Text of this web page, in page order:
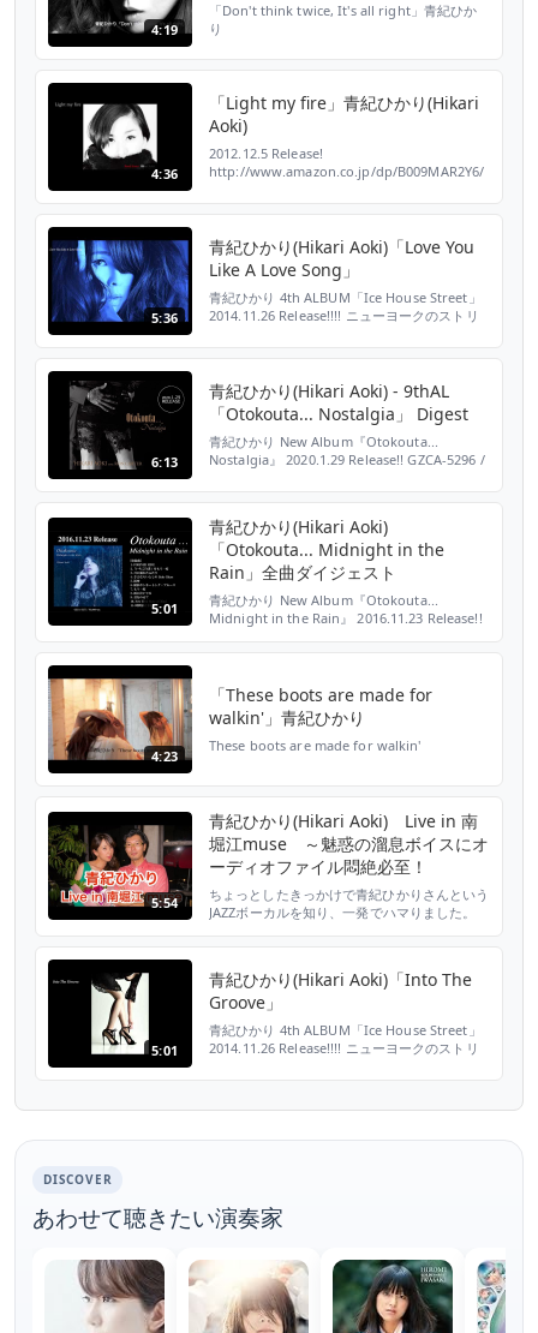
4:19
「Don't think twice, It's all right」青紀ひか
り
4:36
「Light my fire」青紀ひかり(Hikari
Aoki)
2012.12.5 Release!
http://www.amazon.co.jp/dp/B009MAR2Y6/
tonight ...
5:36
青紀ひかり(Hikari Aoki)「Love You
Like A Love Song」
青紀ひかり 4th ALBUM「Ice House Street」
2014.11.26 Release!!!! ニューヨークのストリ
ち並ぶ、「Ice House Street」の雰囲気を漂わ
せた作品。 ロン・カーター(...
6:13
青紀ひかり(Hikari Aoki) - 9thAL
「Otokouta... Nostalgia」 Digest
青紀ひかり New Album『Otokouta...
Nostalgia』 2020.1.29 Release!! GZCA-5296 /
紀ひかりが 空間も時も超えたアルバムを貴方
のもとへお届けします。 前作『L’...
5:01
青紀ひかり(Hikari Aoki)
「Otokouta... Midnight in the
Rain」全曲ダイジェスト
青紀ひかり New Album『Otokouta...
Midnight in the Rain』 2016.11.23 Release!!
Midnight in the Rain』。 粋な男たちが生み
だした名曲...
4:23
「These boots are made for
walkin'」青紀ひかり
These boots are made for walkin'
5:54
青紀ひかり(Hikari Aoki) Live in 南
堀江muse ～魅惑の溜息ボイスにオ
ーディオファイル悶絶必至！
ちょっとしたきっかけで青紀ひかりさんという
JAZZボーカルを知り、一発でハマりました。
⇒「My Foolish Heart」青紀ひかり
http://youtu.be/3dRRd63ujJw 青紀ひかり
5:01
青紀ひかり(Hikari Aoki)「Into The
Groove」
青紀ひかり 4th ALBUM「Ice House Street」
2014.11.26 Release!!!! ニューヨークのストリ
せた作品。 ロン・カーター(...
DISCOVER
あわせて聴きたい演奏家